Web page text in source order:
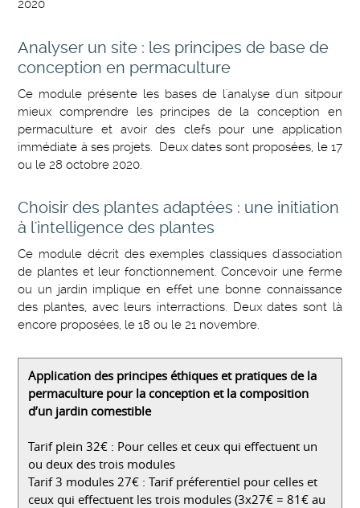
2020
Analyser un site : les principes de base de
conception en permaculture
Ce module présente les bases de l'analyse d'un sitpour
mieux comprendre les principes de la conception en
permaculture et avoir des clefs pour une application
immédiate à ses projets. Deux dates sont proposées, le 17
ou le 28 octobre 2020.
Choisir des plantes adaptées : une initiation
à l'intelligence des plantes
Ce module décrit des exemples classiques d'association
de plantes et leur fonctionnement. Concevoir une ferme
ou un jardin implique en effet une bonne connaissance
des plantes, avec leurs interractions. Deux dates sont là
encore proposées, le 18 ou le 21 novembre.
Application des principes éthiques et pratiques de la
permaculture pour la conception et la composition
d’un jardin comestible
Tarif plein 32€ : Pour celles et ceux qui effectuent un
ou deux des trois modules
Tarif 3 modules 27€ : Tarif préferentiel pour celles et
ceux qui effectuent les trois modules (3x27€ = 81€ au